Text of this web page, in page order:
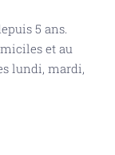
5 ans.
et au
lundi, mardi,